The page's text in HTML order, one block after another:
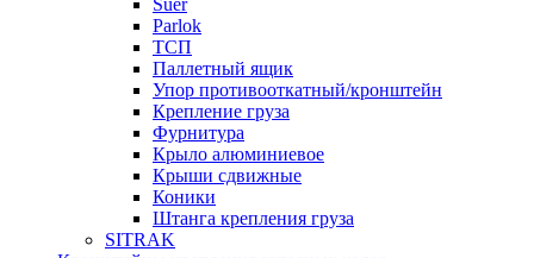
Suer
Parlok
ТСП
Паллетный ящик
Упор противооткатный/кронштейн
Крепление груза
Фурнитура
Крыло алюминиевое
Крыши сдвижные
Коники
Штанга крепления груза
SITRAK